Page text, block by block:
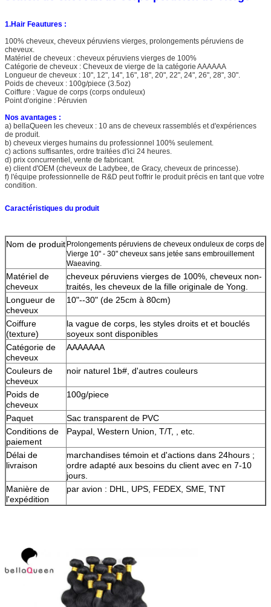
1.Hair Feautures :
100% cheveux, cheveux péruviens vierges, prolongements péruviens de
cheveux.
Matériel de cheveux : cheveux péruviens vierges de 100%
Catégorie de cheveux : Cheveux de vierge de la catégorie AAAAAA
Longueur de cheveux : 10", 12", 14", 16", 18", 20", 22", 24", 26", 28", 30".
Poids de cheveux : 100g/piece (3.5oz)
Coiffure : Vague de corps (corps onduleux)
Point d'origine : Péruvien
Nos avantages :
a) bellaQueen les cheveux : 10 ans de cheveux rassemblés et d'expériences
de produit.
b) cheveux vierges humains du professionnel 100% seulement.
c) actions suffisantes, ordre traitées d'ici 24 heures.
d) prix concurrentiel, vente de fabricant.
e) client d'OEM (cheveux de Ladybee, de Gracy, cheveux de princesse).
f) l'équipe professionnelle de R&D peut t'offrir le produit précis en tant que votre
condition.
Caractéristiques du produit
Nom de produit Prolongements péruviens de cheveux onduleux de corps de
Vierge 10" - 30" cheveux sans jetée sans embrouillement
Waeaving.
Matériel de
cheveux
cheveux péruviens vierges de 100%, cheveux non-
traités, les cheveux de la fille originale de Yong.
Longueur de
cheveux
10"--30" (de 25cm à 80cm)
Coiffure
(texture)
la vague de corps, les styles droits et et bouclés
soyeux sont disponibles
Catégorie de
cheveux
AAAAAAA
Couleurs de
cheveux
noir naturel 1b#, d'autres couleurs
Poids de
cheveux
100g/piece
Paquet
Sac transparent de PVC
Conditions de
paiement
Paypal, Western Union, T/T, , etc.
Délai de
livraison
marchandises témoin et d'actions dans 24hours ;
ordre adapté aux besoins du client avec en 7-10
jours.
Manière de
l'expédition
par avion : DHL, UPS, FEDEX, SME, TNT